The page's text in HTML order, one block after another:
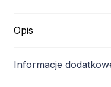
Opis
Informacje